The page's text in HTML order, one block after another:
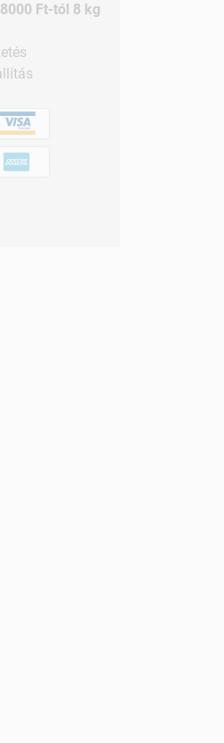
Ft-tól 8 kg